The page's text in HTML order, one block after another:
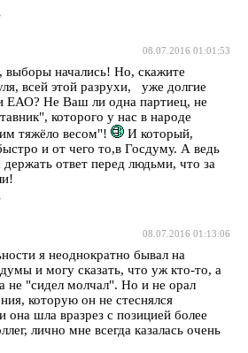
08.07.2016 01:01:53
выборы начались! Но, скажите
всей этой разрухи, уже долгие
ЕАО? Не Ваш ли одна партиец, не
которого у нас в народе
тяжёло весом"!
И который,
и от чего то,в Госдуму. А ведь
ответ перед людьми, что за
08.07.2016 01:13:06
я неоднократно бывал на
и могу сказать, что уж кто-то, а
не "сидел молчал". Но и не орал
которую он не стеснялся
она шла вразрез с позицией более
лично мне всегда казалась очень